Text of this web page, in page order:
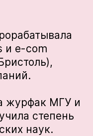
и e-com
журфак МГУ и
степень
наук.